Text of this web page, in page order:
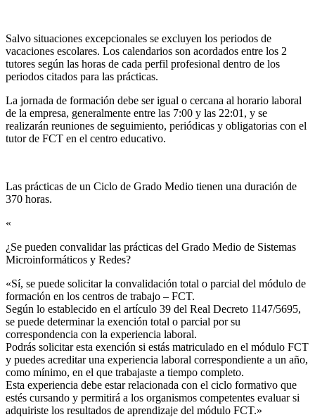
Salvo situaciones excepcionales se excluyen los periodos de
vacaciones escolares. Los calendarios son acordados entre los 2
tutores según las horas de cada perfil profesional dentro de los
periodos citados para las prácticas.
La jornada de formación debe ser igual o cercana al horario laboral
de la empresa, generalmente entre las 7:00 y las 22:01, y se
realizarán reuniones de seguimiento, periódicas y obligatorias con el
tutor de FCT en el centro educativo.
Las prácticas de un Ciclo de Grado Medio tienen una duración de
370 horas.
«
¿Se pueden convalidar las prácticas del Grado Medio de Sistemas
Microinformáticos y Redes?​
«Sí, se puede solicitar la convalidación total o parcial del módulo de
formación en los centros de trabajo – FCT.
Según lo establecido en el artículo 39 del Real Decreto 1147/5695,
se puede determinar la exención total o parcial por su
correspondencia con la experiencia laboral.
Podrás solicitar esta exención si estás matriculado en el módulo FCT
y puedes acreditar una experiencia laboral correspondiente a un año,
como mínimo, en el que trabajaste a tiempo completo.
Esta experiencia debe estar relacionada con el ciclo formativo que
estés cursando y permitirá a los organismos competentes evaluar si
adquiriste los resultados de aprendizaje del módulo FCT.»